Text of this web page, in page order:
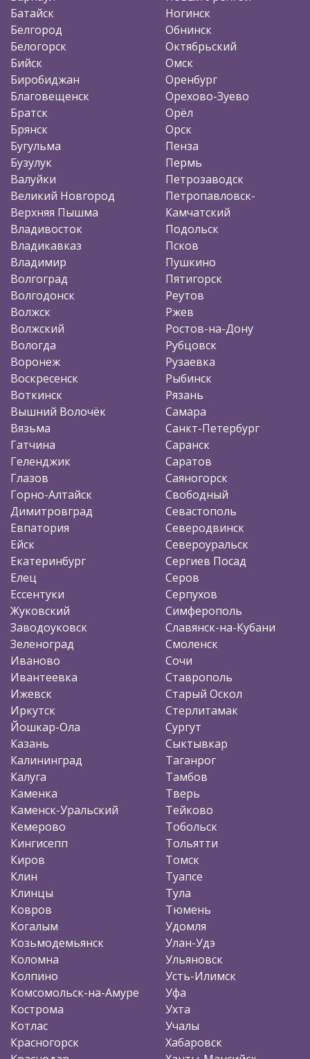
Батайск
Белгород
Белогорск
Бийск
Биробиджан
Благовещенск
Братск
Брянск
Бугульма
Бузулук
Валуйки
Великий Новгород
Верхняя Пышма
Владивосток
Владикавказ
Владимир
Волгоград
Волгодонск
Волжск
Волжский
Вологда
Воронеж
Воскресенск
Воткинск
Вышний Волочёк
Вязьма
Гатчина
Геленджик
Глазов
Горно-Алтайск
Димитровград
Евпатория
Ейск
Екатеринбург
Елец
Ессентуки
Жуковский
Заводоуковск
Зеленоград
Иваново
Ивантеевка
Ижевск
Иркутск
Йошкар-Ола
Казань
Калининград
Калуга
Каменка
Каменск-Уральский
Кемерово
Кингисепп
Киров
Клин
Клинцы
Ковров
Когалым
Козьмодемьянск
Коломна
Колпино
Комсомольск-на-Амуре
Кострома
Котлас
Красногорск
Ногинск
Обнинск
Октябрьский
Омск
Оренбург
Орехово-Зуево
Орёл
Орск
Пенза
Пермь
Петрозаводск
Петропавловск-
Камчатский
Подольск
Псков
Пушкино
Пятигорск
Реутов
Ржев
Ростов-на-Дону
Рубцовск
Рузаевка
Рыбинск
Рязань
Самара
Санкт-Петербург
Саранск
Саратов
Саяногорск
Свободный
Севастополь
Северодвинск
Североуральск
Сергиев Посад
Серов
Серпухов
Симферополь
Славянск-на-Кубани
Смоленск
Сочи
Ставрополь
Старый Оскол
Стерлитамак
Сургут
Сыктывкар
Таганрог
Тамбов
Тверь
Тейково
Тобольск
Тольятти
Томск
Туапсе
Тула
Тюмень
Удомля
Улан-Удэ
Ульяновск
Усть-Илимск
Уфа
Ухта
Учалы
Хабаровск